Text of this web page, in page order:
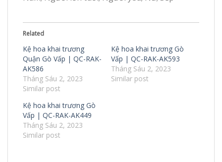
Related
Kệ hoa khai trương
Quận Gò Vấp | QC-RAK-
AK586
Tháng Sáu 2, 2023
Similar post
Kệ hoa khai trương Gò
Vấp | QC-RAK-AK593
Tháng Sáu 2, 2023
Similar post
Kệ hoa khai trương Gò
Vấp | QC-RAK-AK449
Tháng Sáu 2, 2023
Similar post